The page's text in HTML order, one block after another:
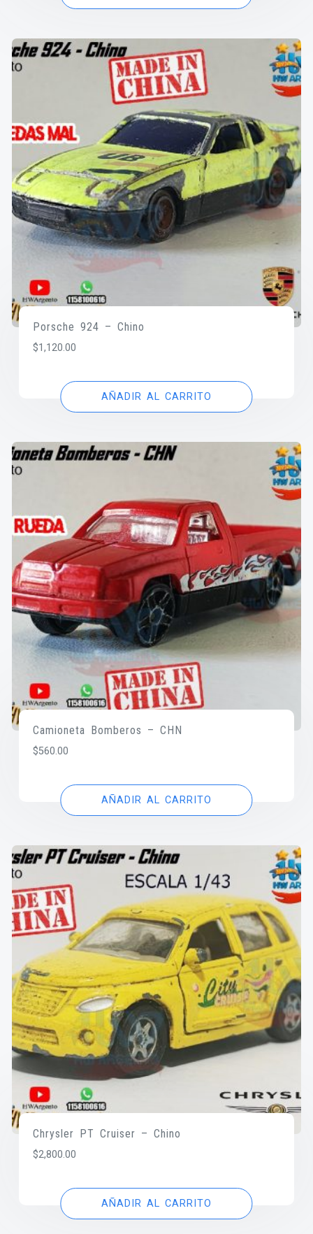
Porsche 924 – Chino
$1,120.00
AÑADIR AL CARRITO
Camioneta Bomberos – CHN
$560.00
AÑADIR AL CARRITO
Chrysler PT Cruiser – Chino
$2,800.00
AÑADIR AL CARRITO